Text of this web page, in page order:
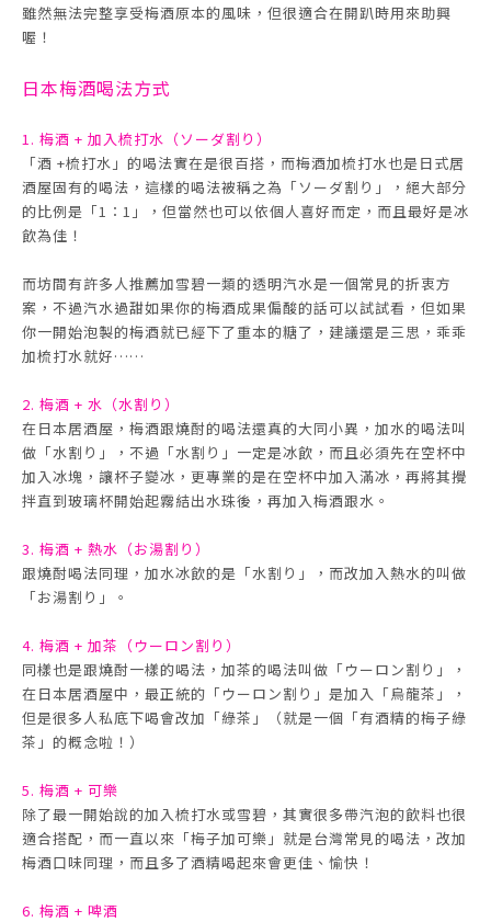
雖然無法完整享受梅酒原本的風味，但很適合在開趴時用來助興
喔！
日本梅酒喝法方式
1. 梅酒 + 加入梳打水（ソーダ割り）
「酒 +梳打水」的喝法實在是很百搭，而梅酒加梳打水也是日式居
酒屋固有的喝法，這樣的喝法被稱之為「ソーダ割り」，絕大部分
的比例是「1：1」，但當然也可以依個人喜好而定，而且最好是冰
飲為佳！
而坊間有許多人推薦加雪碧一類的透明汽水是一個常見的折衷方
案，不過汽水過甜如果你的梅酒成果偏酸的話可以試試看，但如果
你一開始泡製的梅酒就已經下了重本的糖了，建議還是三思，乖乖
加梳打水就好……
2. 梅酒 + 水（水割り）
在日本居酒屋，梅酒跟燒酎的喝法還真的大同小異，加水的喝法叫
做「水割り」，不過「水割り」一定是冰飲，而且必須先在空杯中
加入冰塊，讓杯子變冰，更專業的是在空杯中加入滿冰，再將其攪
拌直到玻璃杯開始起霧結出水珠後，再加入梅酒跟水。
3. 梅酒 + 熱水（お湯割り）
跟燒酎喝法同理，加水冰飲的是「水割り」，而改加入熱水的叫做
「お湯割り」。
4. 梅酒 + 加茶（ウーロン割り）
同樣也是跟燒酎一樣的喝法，加茶的喝法叫做「ウーロン割り」，
在日本居酒屋中，最正統的「ウーロン割り」是加入「烏龍茶」，
但是很多人私底下喝會改加「綠茶」（就是一個「有酒精的梅子綠
茶」的概念啦！）
5. 梅酒 + 可樂
除了最一開始說的加入梳打水或雪碧，其實很多帶汽泡的飲料也很
適合搭配，而一直以來「梅子加可樂」就是台灣常見的喝法，改加
梅酒口味同理，而且多了酒精喝起來會更佳、愉快！
6. 梅酒 + 啤酒